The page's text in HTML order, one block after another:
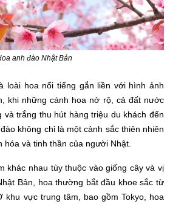
anh đào Nhật Bản
loài hoa nổi tiếng gắn liền với hình ảnh
khi những cánh hoa nở rộ, cả đất nước
và trắng thu hút hàng triệu du khách đến
không chỉ là một cảnh sắc thiên nhiên
hóa và tinh thần của người Nhật.
khác nhau tùy thuộc vào giống cây và vị
Bản, hoa thường bắt đầu khoe sắc từ
khu vực trung tâm, bao gồm Tokyo, hoa